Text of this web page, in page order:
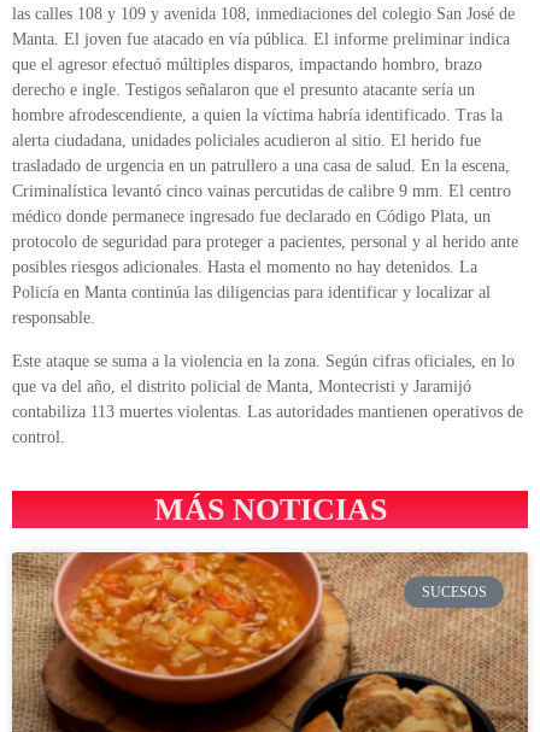
las calles 108 y 109 y avenida 108, inmediaciones del colegio San José de
Manta. El joven fue atacado en vía pública. El informe preliminar indica
que el agresor efectuó múltiples disparos, impactando hombro, brazo
derecho e ingle. Testigos señalaron que el presunto atacante sería un
hombre afrodescendiente, a quien la víctima habría identificado. Tras la
alerta ciudadana, unidades policiales acudieron al sitio. El herido fue
trasladado de urgencia en un patrullero a una casa de salud. En la escena,
Criminalística levantó cinco vainas percutidas de calibre 9 mm. El centro
médico donde permanece ingresado fue declarado en Código Plata, un
protocolo de seguridad para proteger a pacientes, personal y al herido ante
posibles riesgos adicionales. Hasta el momento no hay detenidos. La
Policía en Manta continúa las diligencias para identificar y localizar al
responsable.
Este ataque se suma a la violencia en la zona. Según cifras oficiales, en lo
que va del año, el distrito policial de Manta, Montecristi y Jaramijó
contabiliza 113 muertes violentas. Las autoridades mantienen operativos de
control.
MÁS NOTICIAS
SUCESOS